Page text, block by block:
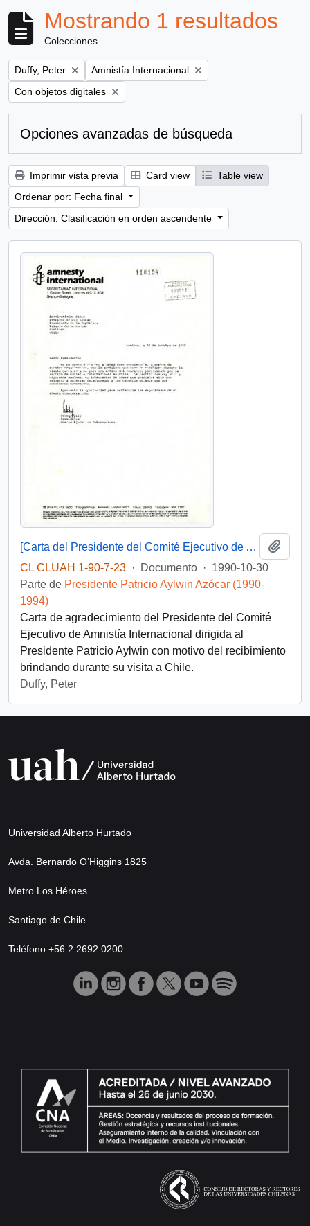
Mostrando 1 resultados
Colecciones
Remove filter:
Duffy, Peter Remove filter:
Amnistía Internacional
Remove filter:
Con objetos digitales
Opciones avanzadas de búsqueda
Imprimir vista previa Card view
Table view
Ordenar por: Fecha final
Dirección: Clasificación en orden ascendente
[Carta del Presidente del Comité Ejecutivo de Amnistía Internacional dirigida al Presidente Patricio Aylwin]
CL CLUAH 1-90-7-23 · Documento · 1990-10-30
Parte de Presidente Patricio Aylwin Azócar (1990-
1994)
Carta de agradecimiento del Presidente del Comité
Ejecutivo de Amnistía Internacional dirigida al
Presidente Patricio Aylwin con motivo del recibimiento
brindando durante su visita a Chile.
Duffy, Peter
Universidad Alberto Hurtado
Avda. Bernardo O’Higgins 1825
Metro Los Héroes
Santiago de Chile
Teléfono +56 2 2692 0200